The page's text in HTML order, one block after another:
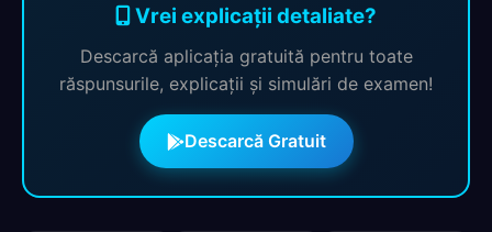
Vrei explicații detaliate?
Descarcă aplicația gratuită pentru toate
răspunsurile, explicații și simulări de examen!
Descarcă Gratuit